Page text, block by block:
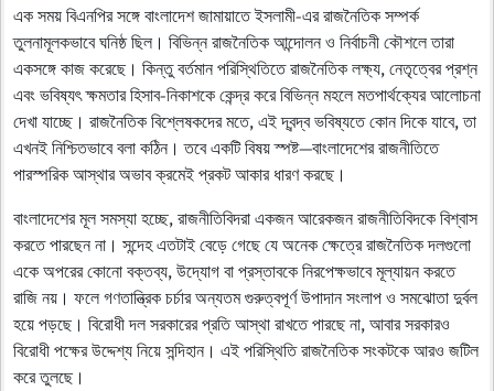
এক সময় বিএনপির সঙ্গেবাংলাদেশ জামায়াতে ইসলামী-এর রাজনৈতিক সম্পর্ক
তুলনামূলকভাবে ঘনিষ্ঠ ছিল। বিভিন্ন রাজনৈতিক আন্দোলন ও নির্বাচনী কৌশলে তারা
একসঙ্গে কাজ করেছে। কিন্তু বর্তমান পরিস্থিতিতে রাজনৈতিক লক্ষ্য, নেতৃত্বের প্রশ্ন
এবং ভবিষ্যৎ ক্ষমতার হিসাব-নিকাশকে কেন্দ্র করে বিভিন্ন মহলে মতপার্থক্যের আলোচনা
দেখা যাচ্ছে। রাজনৈতিক বিশ্লেষকদের মতে, এই দ্বন্দ্ব ভবিষ্যতে কোন দিকে যাবে, তা
এখনই নিশ্চিতভাবে বলা কঠিন। তবে একটি বিষয় স্পষ্ট—বাংলাদেশের রাজনীতিতে
পারস্পরিক আস্থার অভাব ক্রমেই প্রকট আকার ধারণ করছে।
বাংলাদেশের মূল সমস্যা হচ্ছে, রাজনীতিবিদরা একজন আরেকজন রাজনীতিবিদকে বিশ্বাস
করতে পারছেন না। সন্দেহ এতটাই বেড়ে গেছে যে অনেক ক্ষেত্রে রাজনৈতিক দলগুলো
একে অপরের কোনো বক্তব্য, উদ্যোগ বা প্রস্তাবকে নিরপেক্ষভাবে মূল্যায়ন করতে
রাজি নয়। ফলে গণতান্ত্রিক চর্চার অন্যতম গুরুত্বপূর্ণ উপাদান সংলাপ ও সমঝোতা দুর্বল
হয়ে পড়ছে। বিরোধী দল সরকারের প্রতি আস্থা রাখতে পারছে না, আবার সরকারও
বিরোধী পক্ষের উদ্দেশ্য নিয়ে সন্দিহান। এই পরিস্থিতি রাজনৈতিক সংকটকে আরও জটিল
করে তুলছে।